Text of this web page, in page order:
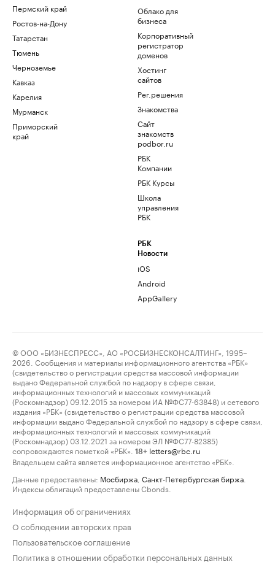
Пермский край
Ростов-на-Дону
Татарстан
Тюмень
Черноземье
Кавказ
Карелия
Мурманск
Приморский
край
Облако для
бизнеса
Корпоративный
регистратор
доменов
Хостинг
сайтов
Рег.решения
Знакомства
Сайт
знакомств
podbor.ru
РБК
Компании
РБК Курсы
Школа
управления
РБК
РБК
Новости
iOS
Android
AppGallery
© ООО «БИЗНЕСПРЕСС», АО «РОСБИЗНЕСКОНСАЛТИНГ», 1995–
2026. Сообщения и материалы информационного агентства «РБК»
(свидетельство о регистрации средства массовой информации
выдано Федеральной службой по надзору в сфере связи,
информационных технологий и массовых коммуникаций
(Роскомнадзор) 09.12.2015 за номером ИА №ФС77-63848) и сетевого
издания «РБК» (свидетельство о регистрации средства массовой
информации выдано Федеральной службой по надзору в сфере связи,
информационных технологий и массовых коммуникаций
(Роскомнадзор) 03.12.2021 за номером ЭЛ №ФС77-82385)
сопровождаются пометкой «РБК».
18+ letters@rbc.ru
Владельцем сайта является информационное агентство «РБК».
Данные предоставлены: Мосбиржа Санкт-Петербургская биржа
Индексы облигаций предоставлены Cbonds.
Информация об ограничениях
О соблюдении авторских прав
Пользовательское соглашение
Политика в отношении обработки персональных данных